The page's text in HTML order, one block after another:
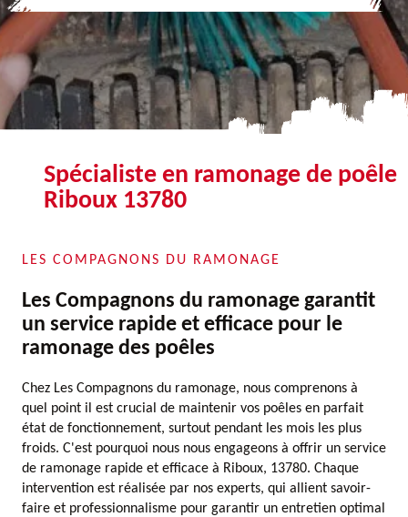
Spécialiste en ramonage de poêle
Riboux 13780
LES COMPAGNONS DU RAMONAGE
Les Compagnons du ramonage garantit
un service rapide et efficace pour le
ramonage des poêles
Chez Les Compagnons du ramonage, nous comprenons à
quel point il est crucial de maintenir vos poêles en parfait
état de fonctionnement, surtout pendant les mois les plus
froids. C'est pourquoi nous nous engageons à offrir un service
de ramonage rapide et efficace à Riboux, 13780. Chaque
intervention est réalisée par nos experts, qui allient savoir-
faire et professionnalisme pour garantir un entretien optimal